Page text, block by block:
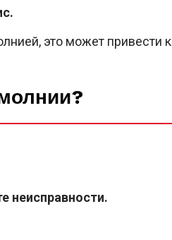
это может привести к
неисправности.